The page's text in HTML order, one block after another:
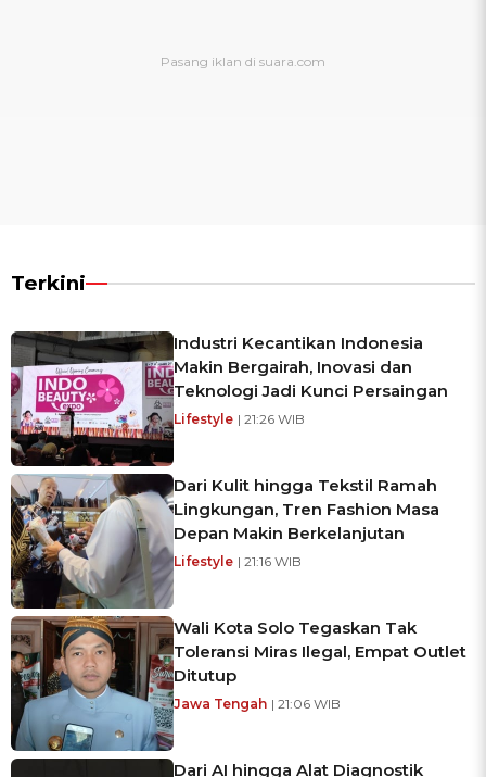
Terkini
Industri Kecantikan Indonesia
Makin Bergairah, Inovasi dan
Teknologi Jadi Kunci Persaingan
Lifestyle | 21:26 WIB
Dari Kulit hingga Tekstil Ramah
Lingkungan, Tren Fashion Masa
Depan Makin Berkelanjutan
Lifestyle | 21:16 WIB
Wali Kota Solo Tegaskan Tak
Toleransi Miras Ilegal, Empat Outlet
Ditutup
Jawa Tengah | 21:06 WIB
Dari AI hingga Alat Diagnostik